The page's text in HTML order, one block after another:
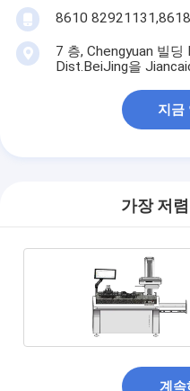
8610
7 층, Chengyuan 빌딩
Dist.BeiJing을
지금
가장 저
계속